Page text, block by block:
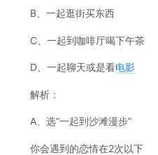
B、一起逛街买东西
C、一起到咖啡厅喝下午茶
D、一起聊天或是看电影
解析：
A、选“一起到沙滩漫步”
你会遇到的恋情在2次以下